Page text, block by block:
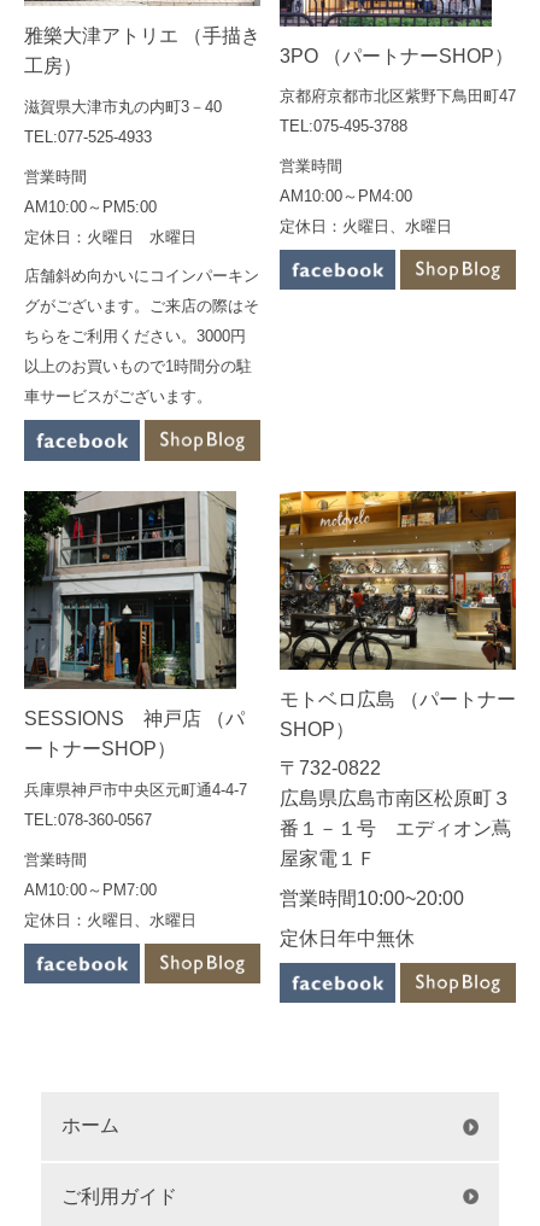
雅樂大津アトリエ （手描き
工房）
滋賀県大津市丸の内町3－40
TEL:077-525-4933
営業時間
AM10:00～PM5:00
定休日：火曜日 水曜日
店舗斜め向かいにコインパーキン
グがございます。ご来店の際はそ
ちらをご利用ください。3000円
以上のお買いもので1時間分の駐
車サービスがございます。
3PO （パートナーSHOP）
京都府京都市北区紫野下鳥田町47
TEL:075-495-3788
営業時間
AM10:00～PM4:00
定休日：火曜日、水曜日
SESSIONS 神戸店 （パ
ートナーSHOP）
兵庫県神戸市中央区元町通4-4-7
TEL:078-360-0567
営業時間
AM10:00～PM7:00
定休日：火曜日、水曜日
モトベロ広島 （パートナー
SHOP）
〒732-0822
広島県広島市南区松原町３
番１－１号 エディオン蔦
屋家電１Ｆ
営業時間10:00~20:00
定休日年中無休
ホーム
ご利用ガイド